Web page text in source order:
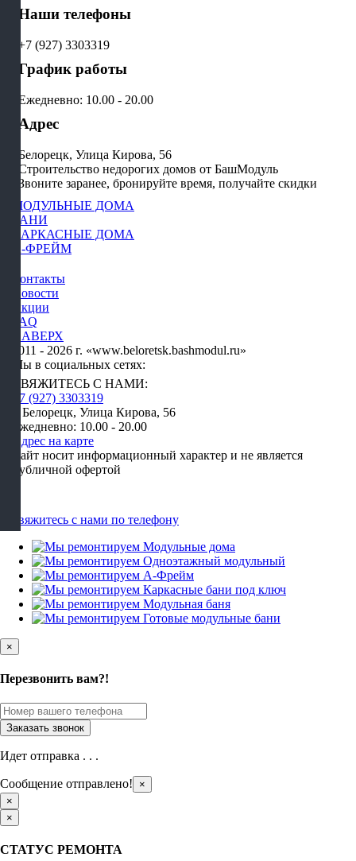
Наши телефоны
+7 (927) 3303319
График работы
Ежедневно: 10.00 - 20.00
Адрес
Белорецк, Улица Кирова, 56
Строительство недорогих домов от БашМодуль
Звоните заранее, бронируйте время, получайте скидки
Контакты
Новости
Акции
FAQ
НАВЕРХ
2011 - 2026 г. «www.beloretsk.bashmodul.ru»
МОДУЛЬНЫЕ ДОМА
БАНИ
КАРКАСНЫЕ ДОМА
А-ФРЕЙМ
Мы в социальных сетях:
СВЯЖИТЕСЬ С НАМИ:
+7 (927) 3303319
г. Белорецк, Улица Кирова, 56
Ежедневно: 10.00 - 20.00
Адрес на карте
Сайт носит информационный характер и не является
публичной офертой
×
Перезвонить вам?!
Идет отправка . . .
Сообщение отправлено!
×
×
×
СТАТУС РЕМОНТА